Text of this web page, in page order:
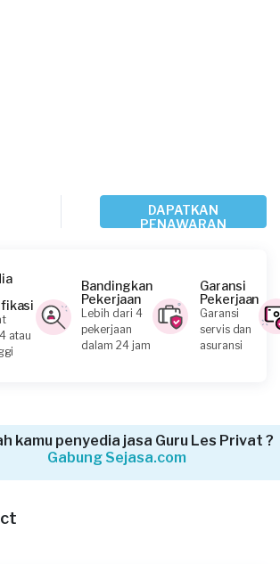
DAPATKAN
PENAWARAN
atau
Bandingkan
Pekerjaan
Lebih dari 4
pekerjaan
dalam 24 jam
Garansi
Pekerjaan
Garansi
servis dan
asuransi
kamu penyedia jasa Guru Les Privat ?
Gabung Sejasa.com